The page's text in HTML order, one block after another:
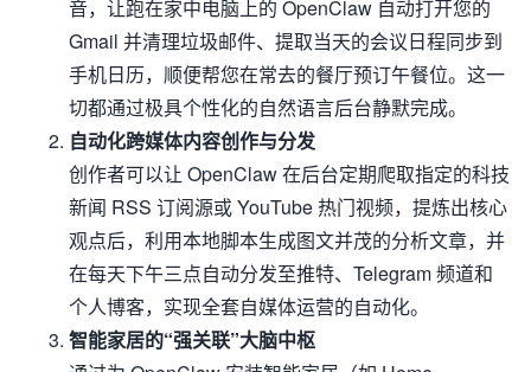
音，让跑在家中电脑上的 OpenClaw 自动打开您的
Gmail 并清理垃圾邮件、提取当天的会议日程同步到
手机日历，顺便帮您在常去的餐厅预订午餐位。这一
切都通过极具个性化的自然语言后台静默完成。
自动化跨媒体内容创作与分发
创作者可以让 OpenClaw 在后台定期爬取指定的科技
新闻 RSS 订阅源或 YouTube 热门视频，提炼出核心
观点后，利用本地脚本生成图文并茂的分析文章，并
在每天下午三点自动分发至推特、Telegram 频道和
个人博客，实现全套自媒体运营的自动化。
智能家居的“强关联”大脑中枢